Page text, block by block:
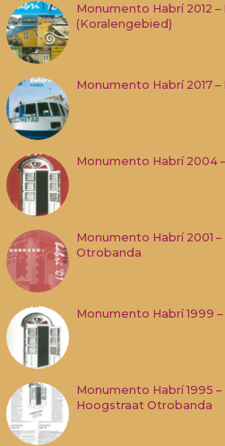
Monumento Habrí 2012
(Koralengebied)
Monumento Habrí 2017 –
Monumento Habrí 2004
Monumento Habrí 2001 –
Otrobanda
Monumento Habrí 1999 –
Monumento Habrí 1995
Hoogstraat Otrobanda